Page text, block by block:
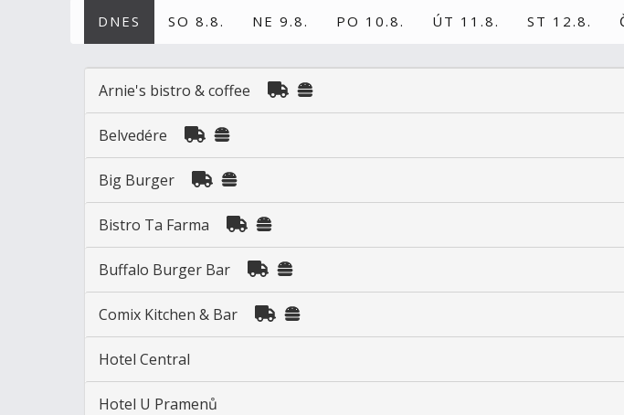
DNES SO 8.8. NE 9.8. PO 10.8. ÚT 11.8. ST 12.8.
Arnie's bistro & coffee
Belvedére
Big Burger
Bistro Ta Farma
Buffalo Burger Bar
Comix Kitchen & Bar
Hotel Central
Hotel U Pramenů